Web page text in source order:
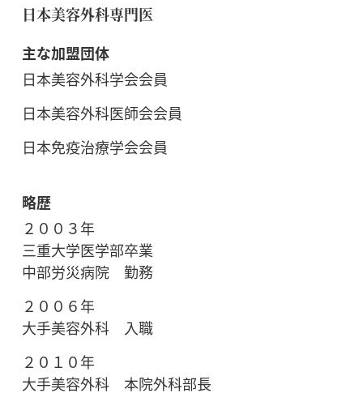
日本美容外科専門医
主な加盟団体
日本美容外科学会会員
日本美容外科医師会会員
日本免疫治療学会会員
略歴
２００３年
三重大学医学部卒業
中部労災病院 勤務
２００６年
大手美容外科 入職
２０１０年
大手美容外科 本院外科部長